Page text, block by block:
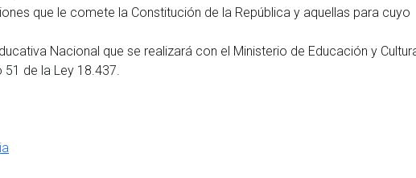
que le comete la Constitución de la República y aquellas para cuyo
Nacional que se realizará con el Ministerio de Educación y
de la Ley 18.437.